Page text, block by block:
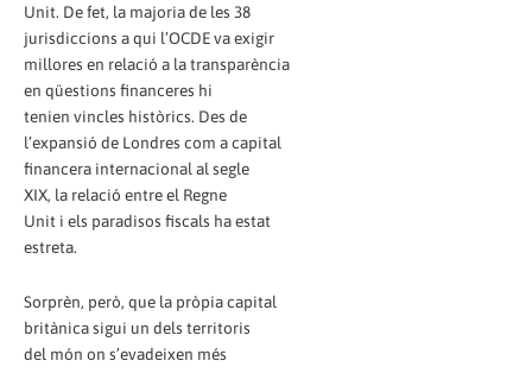
Unit. De fet, la majoria de les 38
jurisdiccions a qui l’OCDE va exigir
millores en relació a la transparència
en qüestions financeres hi
tenien vincles històrics. Des de
l’expansió de Londres com a capital
financera internacional al segle
XIX, la relació entre el Regne
Unit i els paradisos fiscals ha estat
estreta.
Sorprèn, però, que la pròpia capital
britànica sigui un dels territoris
del món on s’evadeixen més